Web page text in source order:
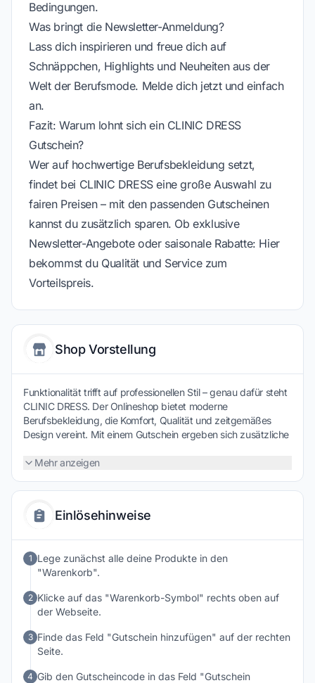
Bedingungen.
Was bringt die Newsletter-Anmeldung?
Lass dich inspirieren und freue dich auf
Schnäppchen, Highlights und Neuheiten aus der
Welt der Berufsmode. Melde dich jetzt und einfach
an.
Fazit: Warum lohnt sich ein CLINIC DRESS
Gutschein?
Wer auf hochwertige Berufsbekleidung setzt,
findet bei CLINIC DRESS eine große Auswahl zu
fairen Preisen – mit den passenden Gutscheinen
kannst du zusätzlich sparen. Ob exklusive
Newsletter-Angebote oder saisonale Rabatte: Hier
bekommst du Qualität und Service zum
Vorteilspreis.
Shop Vorstellung
Funktionalität trifft auf professionellen Stil – genau dafür steht
CLINIC DRESS. Der Onlineshop bietet moderne
Berufsbekleidung, die Komfort, Qualität und zeitgemäßes
Design vereint. Mit einem Gutschein ergeben sich zusätzliche
Arbeitskleidung gezielt auszuwählen und dabei preisbewusst
Mehr anzeigen
Einlösehinweise
1 Lege zunächst alle deine Produkte in den
"Warenkorb".
2 Klicke auf das "Warenkorb-Symbol" rechts oben auf
der Webseite.
3 Finde das Feld "Gutschein hinzufügen" auf der rechten
Seite.
4 Gib den Gutscheincode in das Feld "Gutschein